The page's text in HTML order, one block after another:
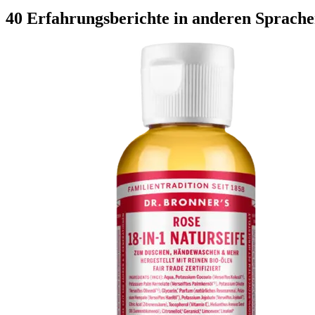
40 Erfahrungsberichte in anderen